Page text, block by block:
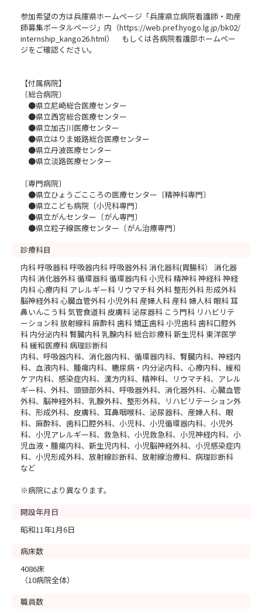
参加希望の方は兵庫県ホームページ「兵庫県立病院看護師・助産
師募集ポータルページ」内（https://web.pref.hyogo.lg.jp/bk02/
internship_kango26.html） もしくは各病院看護部ホームペー
ジをご確認ください。
【付属病院】
〔総合病院〕
●県立尼崎総合医療センター
●県立西宮総合医療センター
●県立加古川医療センター
●県立はりま姫路総合医療センター
●県立丹波医療センター
●県立淡路医療センター
〔専門病院〕
●県立ひょうごこころの医療センター〔精神科専門〕
●県立こども病院〔小児科専門〕
●県立がんセンター〔がん専門〕
●県立粒子線医療センター〔がん治療専門〕
診療科目
内科 呼吸器科 呼吸器内科 呼吸器外科 消化器科(胃腸科） 消化器
内科 消化器外科 循環器科 循環器内科 小児科 精神科 神経科 神経
内科 心療内科 アレルギー科 リウマチ科 外科 整形外科 形成外科
脳神経外科 心臓血管外科 小児外科 産婦人科 産科 婦人科 眼科 耳
鼻いんこう科 気管食道科 皮膚科 泌尿器科 こう門科 リハビリテ
ーション科 放射線科 麻酔科 歯科 矯正歯科 小児歯科 歯科口腔外
科 内分泌内科 腎臓内科 乳腺内科 総合診療科 新生児科 東洋医学
科 緩和医療科 病理診断科
内科、呼吸器内科、消化器内科、循環器内科、腎臓内科、神経内
科、血液内科、腫瘍内科、糖尿病・内分泌内科、心療内科、緩和
ケア内科、感染症内科、漢方内科、精神科、リウマチ科、アレル
ギー科、外科、頭頸部外科、呼吸器外科、消化器外科、心臓血管
外科、脳神経外科、乳腺外科、整形外科、リハビリテーション外
科、形成外科、皮膚科、耳鼻咽喉科、泌尿器科、産婦人科、眼
科、麻酔科、歯科口腔外科、小児科、小児循環器内科、小児外
科、小児アレルギー科、救急科、小児救急科、小児神経内科、小
児血液・腫瘍内科、新生児内科、小児脳神経外科、小児感染症内
科、小児形成外科、放射線診断科、放射線治療科、病理診断科
など
※病院により異なります。
開設年月日
昭和11年1月6日
病床数
4086床
（10病院全体）
職員数